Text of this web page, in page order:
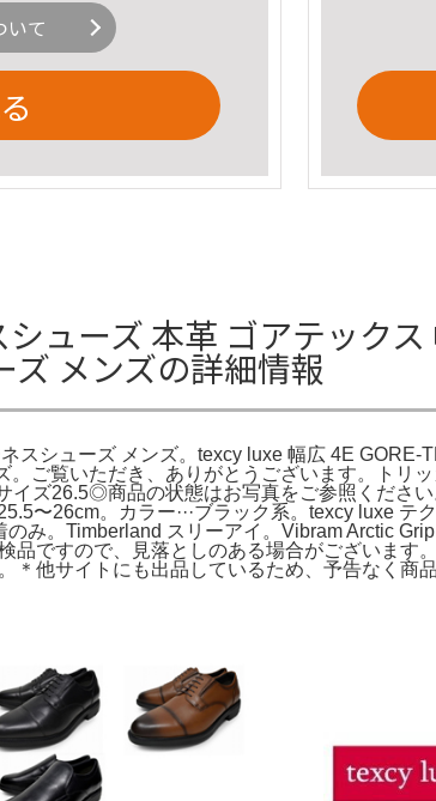
いて
ューズ 本革 ゴアテックス
ズ メンズの詳細情報
スシューズ メンズ。texcy luxe 幅広 4E
。ご覧いただき、ありがとうございます。ト
イズ26.5◎商品の状態はお写真をご参照くだ
〜26cm。カラー···ブラック系。texcy luxe テ
み。Timberland スリーアイ。Vibram Arctic
ですので、見落としのある場合がございます
＊他サイトにも出品しているため、予告なく商